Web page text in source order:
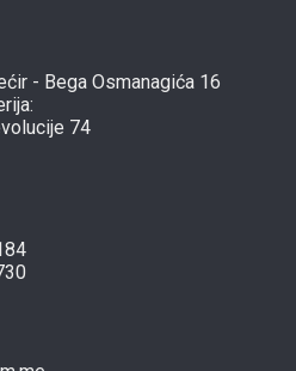
- Bega Osmanagića 16
74